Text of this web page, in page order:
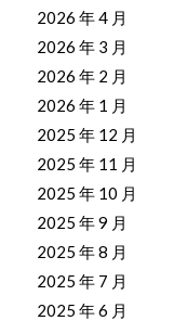
2026 年 4 月
2026 年 3 月
2026 年 2 月
2026 年 1 月
2025 年 12 月
2025 年 11 月
2025 年 10 月
2025 年 9 月
2025 年 8 月
2025 年 7 月
2025 年 6 月